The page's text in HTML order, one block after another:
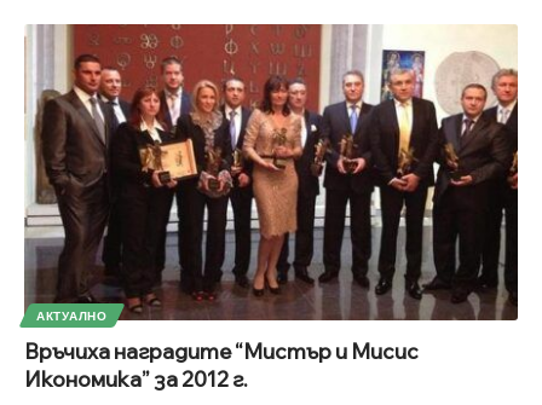
АКТУАЛНО
Връчиха наградите “Мистър и Мисис
Икономика” за 2012 г.